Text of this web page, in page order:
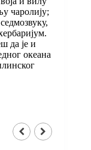
чаролију;
да је и
океана